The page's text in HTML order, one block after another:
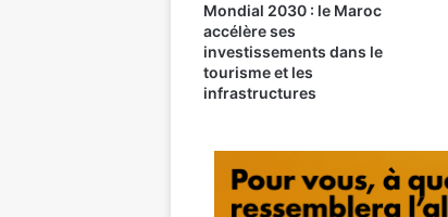
Mondial 2030 : le Maroc
accélère ses
investissements dans le
tourisme et les
infrastructures